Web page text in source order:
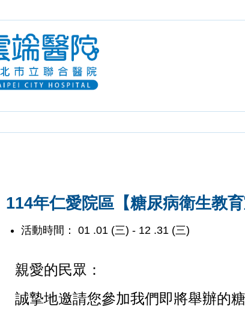
114年仁愛院區【糖尿病衛生教育
活動時間： 01 .01 (三) - 12 .31 (三)
親愛的民眾：
誠摯地邀請您參加我們即將舉辦的